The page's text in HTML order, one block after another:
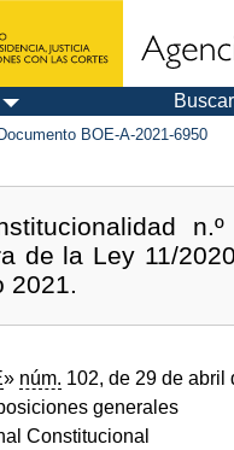
Buscar
Documento BOE-A-2021-6950
de la Ley 11/
2021.
» núm. 102, de 29 de abril
generales
Constitucional